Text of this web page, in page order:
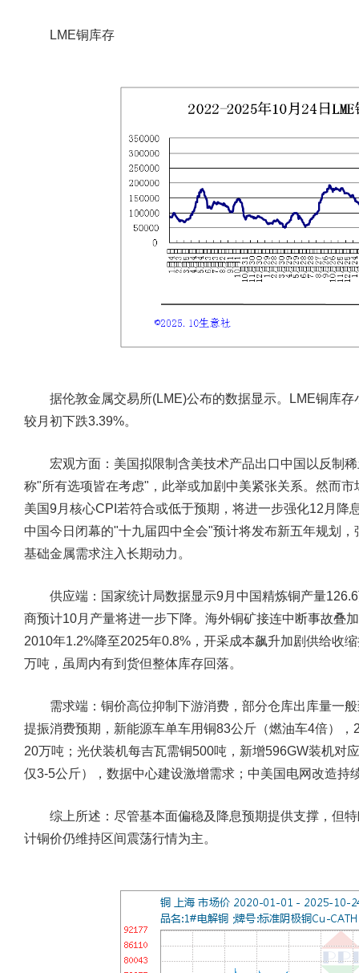
LME铜库存
据伦敦金属交易所(LME)公布的数据显示。LME铜库存
较月初下跌3.39%。
宏观方面： 美国拟限制含美技术产品出口中国以反制
称"所有选项皆在考虑"，此举或加剧中美紧张关系。然而
美国9月核心CPI若符合或低于预期，将进一步强化12月降
中国今日闭幕的"十九届四中全会"预计将发布新五年规划
基础金属需求注入长期动力。
供应端： 国家统计局数据显示9月中国精炼铜产量
商预计10月产量将进一步下降。海外铜矿接连中断事故
2010年1.2%降至2025年0.8%，开采成本飙升加剧供给收
万吨，虽周内有到货但整体库存回落。
需求端： 铜价高位抑制下游消费，部分仓库出库量一
提振消费预期，新能源车单车用铜83公斤（燃油车4倍）
20万吨；光伏装机每吉瓦需铜500吨，新增596GW装机对
仅3-5公斤），数据中心建设激增需求；中美国电网改造持
综上所述：尽管基本面偏稳及降息预期提供支撑，但特
计铜价仍维持区间震荡行情为主。